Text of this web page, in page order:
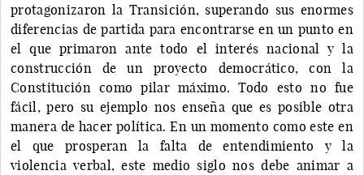
protagonizaron la Transición, superando sus enormes
diferencias de partida para encontrarse en un punto en
el que primaron ante todo el interés nacional y la
construcción de un proyecto democrático, con la
Constitución como pilar máximo. Todo esto no fue
fácil, pero su ejemplo nos enseña que es posible otra
manera de hacer política. En un momento como este en
el que prosperan la falta de entendimiento y la
violencia verbal, este medio siglo nos debe animar a